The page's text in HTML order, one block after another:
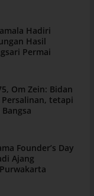
Hadiri
Hasil
Permai
Om Zein: Bidan
tetapi
Founder’s Day
Ajang